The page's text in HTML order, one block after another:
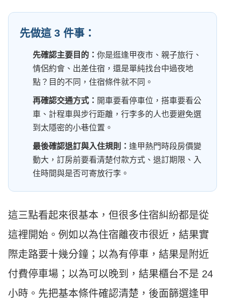
先做這 3 件事：
先確認主要目的：你是逛逢甲夜市、親子旅行、
情侶約會、出差住宿，還是單純找台中過夜地
點？目的不同，住宿條件就不同。
再確認交通方式： 開車要看停車位，搭車要看公
車、計程車與步行距離，行李多的人也要避免選
到太隱密的小巷位置。
最後確認退訂與入住規則：逢甲熱門時段房價變
動大，訂房前要看清楚付款方式、退訂期限、入
住時間與是否可寄放行李。
這三點看起來很基本，但很多住宿糾紛都是從
這裡開始。例如以為住宿離夜市很近，結果實
際走路要十幾分鐘；以為有停車，結果是附近
付費停車場；以為可以晚到，結果櫃台不是 24
小時。先把基本條件確認清楚，後面篩選逢甲